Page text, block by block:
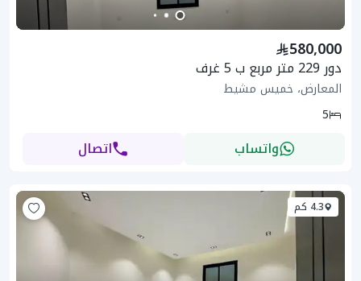
580,000
دور 229 متر مربع ب 5 غرف
المعارض، خميس مشيط
5
واتساب اتصال
4.3 كم